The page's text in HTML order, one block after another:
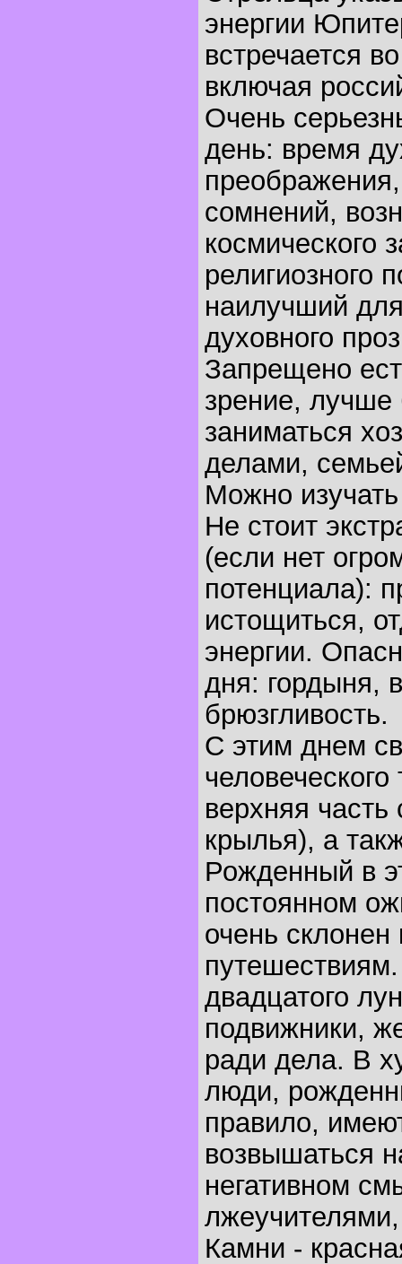
энергии
встречается
включая
Очень
день: время
сомнений,
космического
религиозного
наилучший
духовного
Запрещено
зрение,
заниматься
делами,
Можно
Не стоит
(если нет
потенциала):
истощиться,
энергии.
дня: гордыня,
брюзгливость.
С этим днем
верхняя
крылья), а
Рожденный в
постоянном
очень
двадцатого
подвижники,
ради дела. В
люди,
правило,
возвышаться
негативном
Камни -